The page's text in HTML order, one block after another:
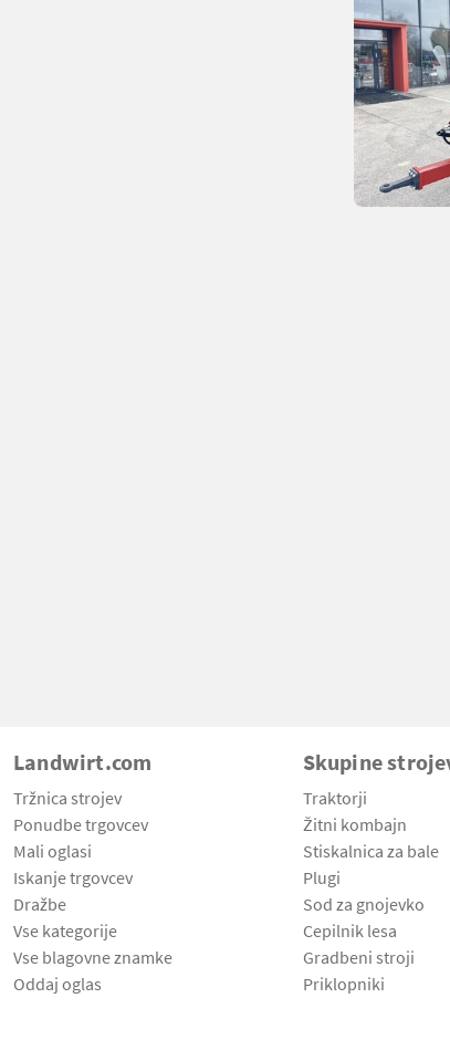
Landwirt.com
Tržnica strojev
Ponudbe trgovcev
Mali oglasi
Iskanje trgovcev
Dražbe
Vse kategorije
Vse blagovne znamke
Oddaj oglas
Skupine
Traktorji
Žitni kombajn
Stiskalnica za bale
Plugi
Sod za gnojevko
Cepilnik lesa
Gradbeni stroji
Priklopniki